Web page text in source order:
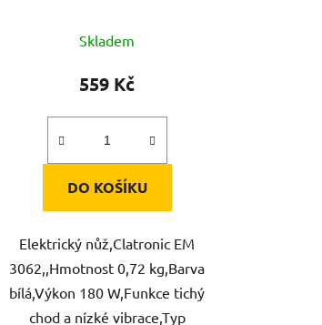
Skladem
559 Kč
DO KOŠÍKU
Elektrický nůž,Clatronic EM
3062,,Hmotnost 0,72 kg,Barva
bílá,Výkon 180 W,Funkce tichý
chod a nízké vibrace,Typ